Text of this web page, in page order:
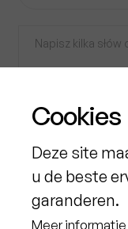
Plik CV
Upload File
Cookies
Deze site
u de beste
garanderen.
Meer informatie